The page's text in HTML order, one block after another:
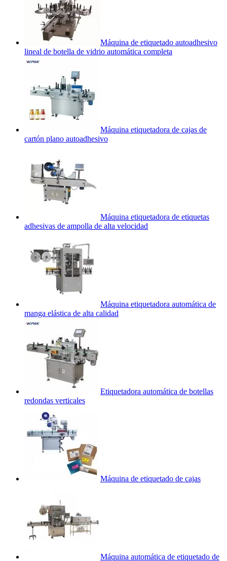
Máquina de etiquetado autoadhesivo
lineal de botella de vidrio automática completa
Máquina etiquetadora de cajas de
cartón plano autoadhesivo
Máquina etiquetadora de etiquetas
adhesivas de ampolla de alta velocidad
Máquina etiquetadora automática de
manga elástica de alta calidad
Etiquetadora automática de botellas
redondas verticales
Máquina de etiquetado de cajas
Máquina automática de etiquetado de